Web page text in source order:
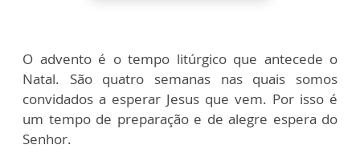
O advento é o tempo litúrgico que antecede o
Natal. São quatro semanas nas quais somos
convidados a esperar Jesus que vem. Por isso é
um tempo de preparação e de alegre espera do
Senhor.